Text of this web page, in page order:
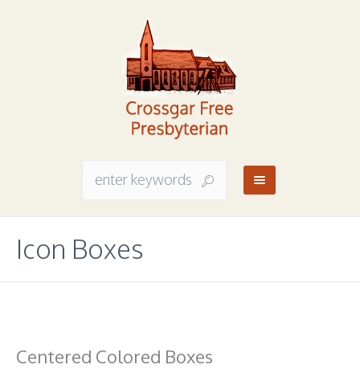
Icon Boxes
Centered Colored Boxes